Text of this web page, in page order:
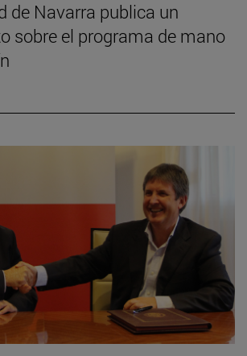
de Navarra publica un
sobre el programa de mano